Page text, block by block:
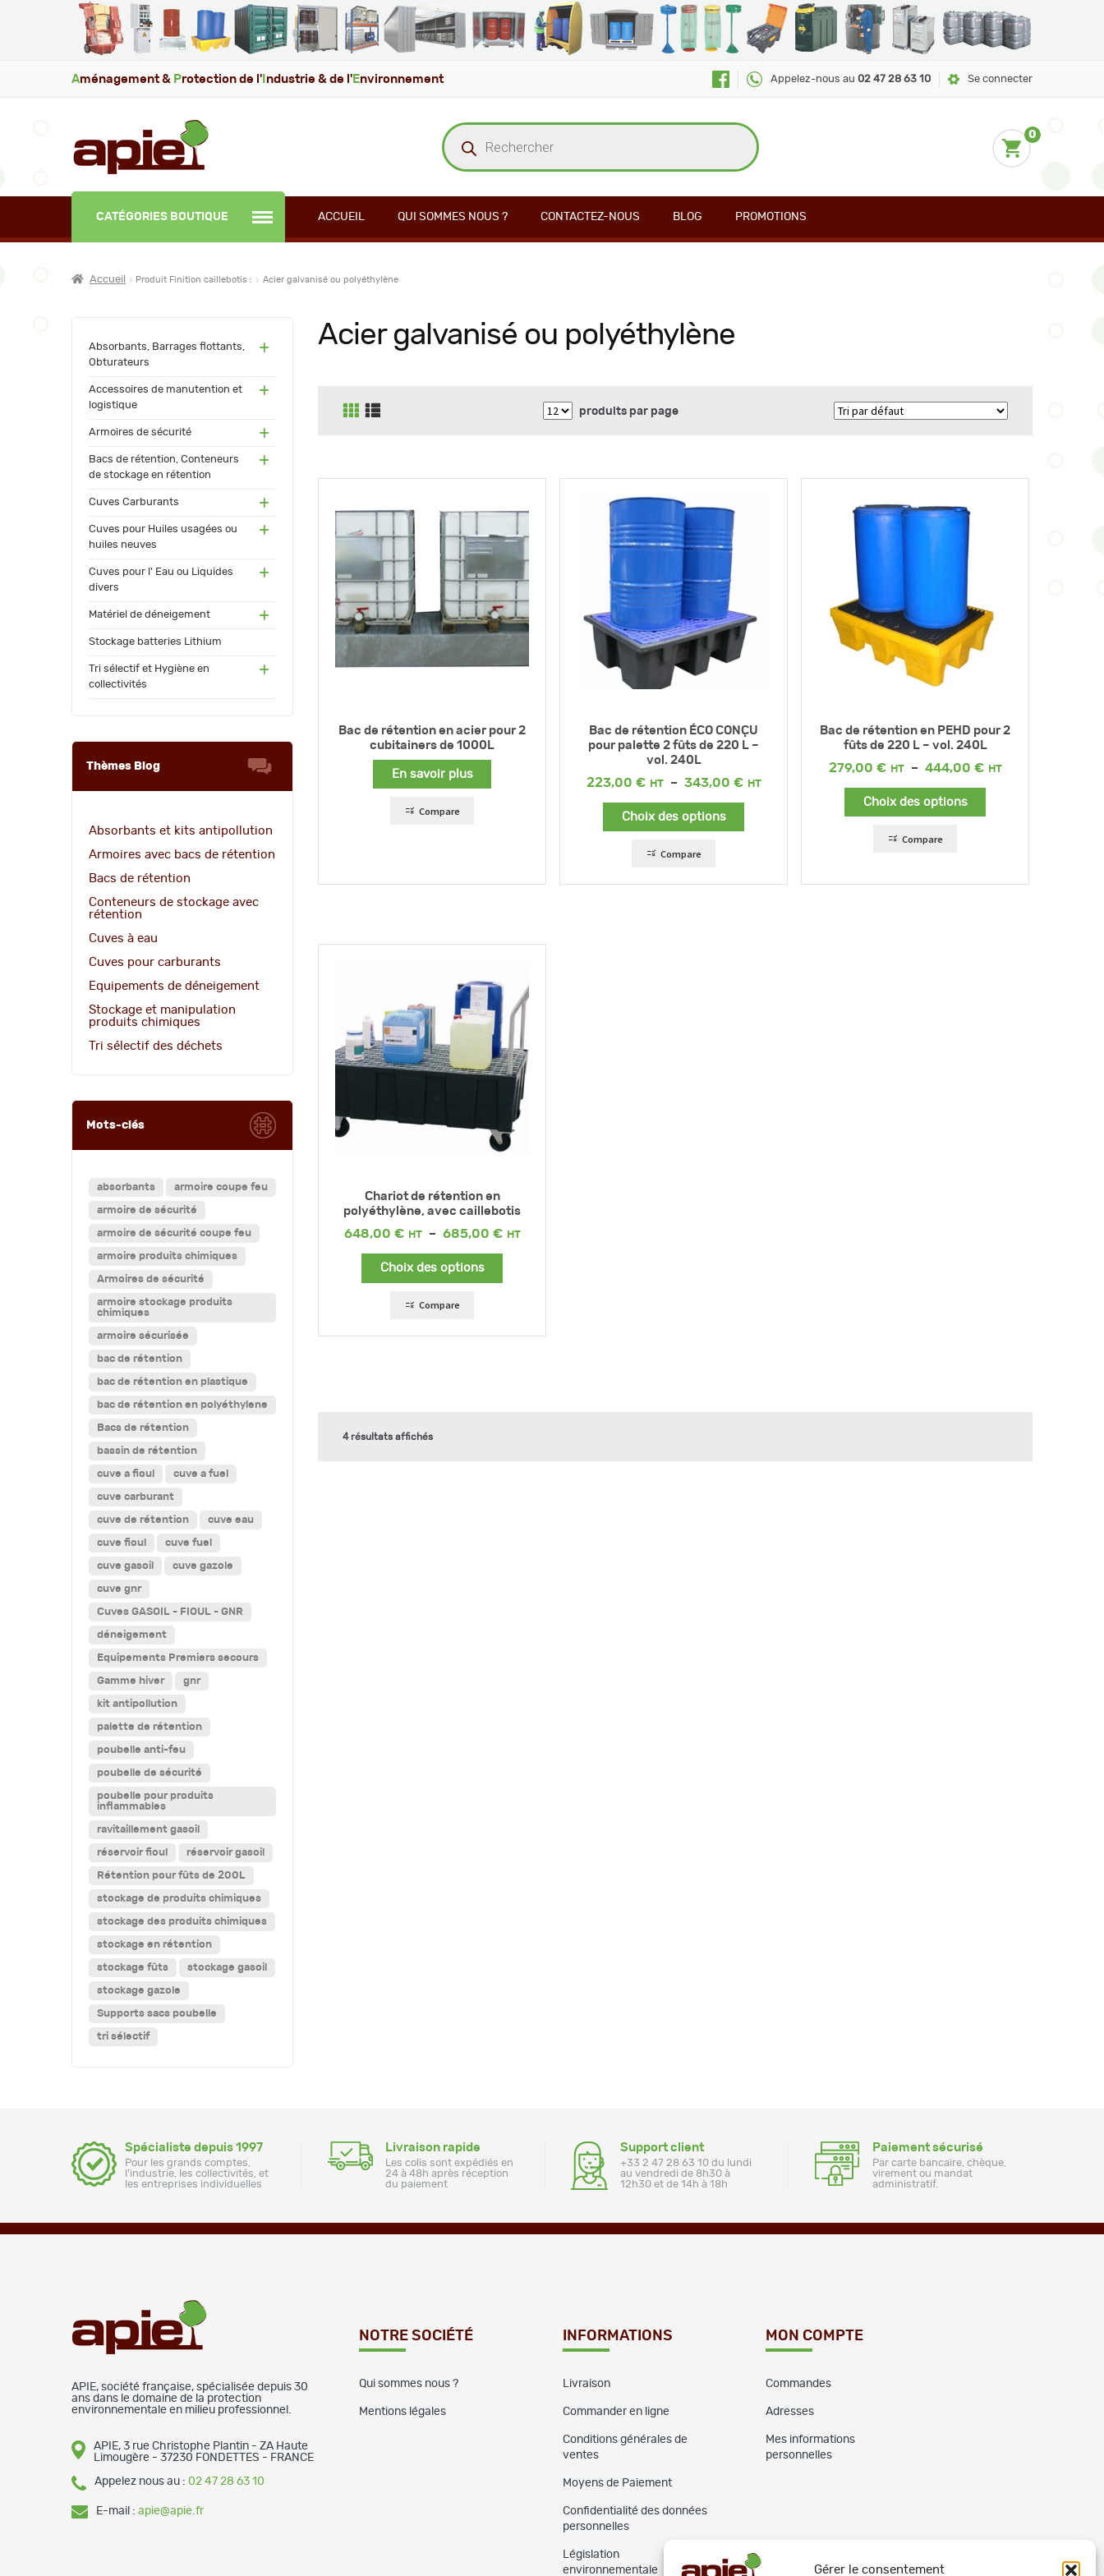
Gérer le consentement
Aménagement & Protection de l' ndustrie & de l' Environnement Appelez-nous au 02 47 28 63 10 Se connecter
Recherche
de
produits
0
CATÉGORIES BOUTIQUE ACCUEIL QUI SOMMES NOUS ? CONTACTEZ-NOUS BLOG PROMOTIONS
Accueil Produit Finition caillebotis : Acier galvanisé ou polyéthylène
Absorbants, Barrages flottants,
Obturateurs
(60)
Accessoires de manutention et
logistique
(55)
Armoires de sécurité (91)
Bacs de rétention, Conteneurs
de stockage en rétention
(171
Cuves Carburants
(17
Cuves pour Huiles usagées ou
huiles neuves
(24)
Cuves pour l' Eau ou Liquides
divers
(72)
Matériel de déneigement
(34
Stockage batteries Lithium
Tri sélectif et Hygiène en
collectivités
(13
Thèmes Blog
Absorbants et kits antipollution
Armoires avec bacs de rétention
Bacs de rétention
Conteneurs de stockage avec
rétention
Cuves à eau
Cuves pour carburants
Equipements de déneigement
Stockage et manipulation
produits chimiques
Tri sélectif des déchets
Mots-clés
absorbants armoire coupe feu
armoire de sécurité
armoire de sécurité coupe feu
armoire produits chimiques
Armoires de sécurité
armoire stockage produits
chimiques
armoire sécurisée
bac de rétention
bac de rétention en plastique
bac de rétention en polyéthylene
Bacs de rétention
bassin de rétention
cuve a fioul cuve a fuel
cuve carburant
cuve de rétention cuve eau
cuve fioul cuve fuel
cuve gasoil cuve gazole
cuve gnr
Cuves GASOIL - FIOUL - GNR
déneigement
Equipements Premiers secours
Gamme hiver gnr
kit antipollution
palette de rétention
poubelle anti-feu
poubelle de sécurité
poubelle pour produits
inflammables
ravitaillement gasoil
réservoir fioul réservoir gasoil
Rétention pour fûts de 200L
stockage de produits chimiques
stockage des produits chimiques
stockage en rétention
stockage fûts stockage gasoil
stockage gazole
Supports sacs poubelle
tri sélectif
Acier galvanisé ou polyéthylène
produits par page
Bac de rétention en acier pour 2
cubitainers de 1000L
En savoir plus
Compare
Bac de rétention ÉCO CONÇU
pour palette 2 fûts de 220 L –
vol. 240L
223,00 € – 343,00 €
Plage
Choix des options
Compare
Bac de rétention en PEHD pour 2
fûts de 220 L – vol. 240L
279,00 € – 444,00 €
Plage
Choix des options
Compare
Chariot de rétention en
polyéthylène, avec caillebotis
648,00 € – 685,00 €
Plage
Choix des options
Compare
4 résultats affichés
Spécialiste depuis 1997
Pour les grands comptes,
l'industrie, les collectivités, et
les entreprises individuelles
Livraison rapide
Les colis sont expédiés en
24 à 48h après réception
du paiement
Support client
+33 2 47 28 63 10 du lundi
au vendredi de 8h30 à
12h30 et de 14h à 18h
Paiement sécurisé
Par carte bancaire, chèque,
virement ou mandat
administratif.
APIE, société française, spécialisée depuis 30
ans dans le domaine de la protection
environnementale en milieu professionnel.
APIE, 3 rue Christophe Plantin - ZA Haute
Limougère - 37230 FONDETTES - FRANCE
Appelez nous au : 02 47 28 63 10
E-mail : apie@apie.fr
NOTRE SOCIÉTÉ
Qui sommes nous ?
Mentions légales
INFORMATIONS
Livraison
Commander en ligne
Conditions générales de
ventes
Moyens de Paiement
Confidentialité des données
personnelles
Législation
environnementale
MON COMPTE
Commandes
Adresses
Mes informations
personnelles